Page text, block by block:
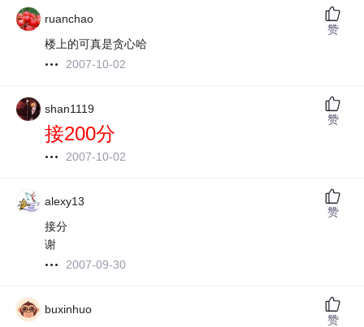
ruanchao
楼上的可真是贪心哈
2007-10-02
赞
shan1119
接200分
2007-10-02
赞
alexy13
接分
谢
2007-09-30
赞
buxinhuo
赞